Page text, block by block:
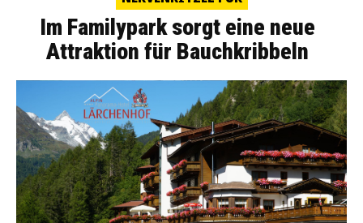
Im Familypark sorgt eine neue
Attraktion für Bauchkribbeln